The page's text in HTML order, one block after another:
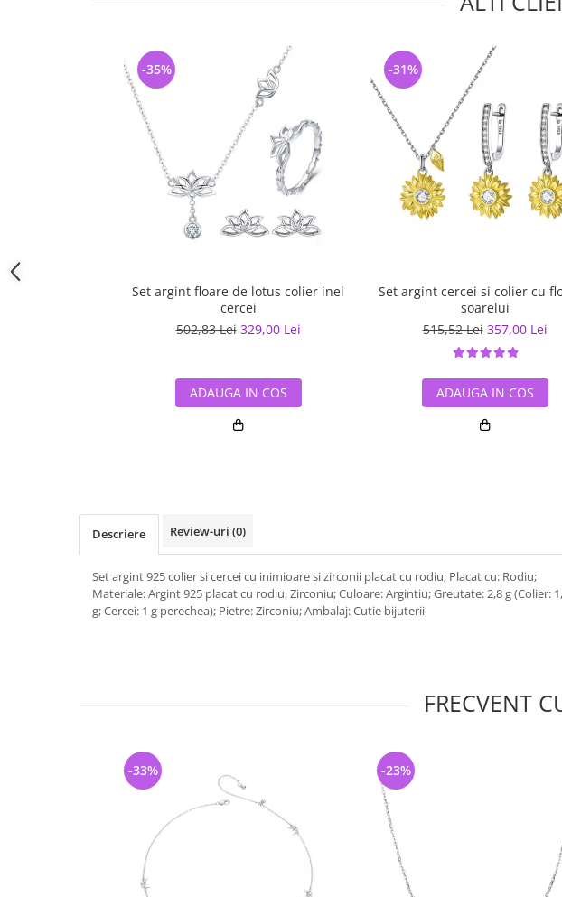
Set argint floare de lotus colier inel
cercei
502,83 Lei 329,00 Lei
-35%
ADAUGA IN COS
Set argint cercei si colier cu
soarelui
515,52 Lei 357,00 Lei
-31%
ADAUGA IN COS
Descriere Review-uri (0)
Set argint 925 colier si cercei cu inimioare si zirconii placat cu rodiu; Placat cu: Rodiu;
Materiale: Argint 925 placat cu rodiu, Zirconiu; Culoare: Argintiu; Greutate: 2,8 g (Colier:
g; Cercei: 1 g perechea); Pietre: Zirconiu; Ambalaj: Cutie bijuterii
FRECVENT
-33% -23%